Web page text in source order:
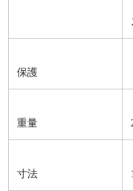
保護
重量
寸法